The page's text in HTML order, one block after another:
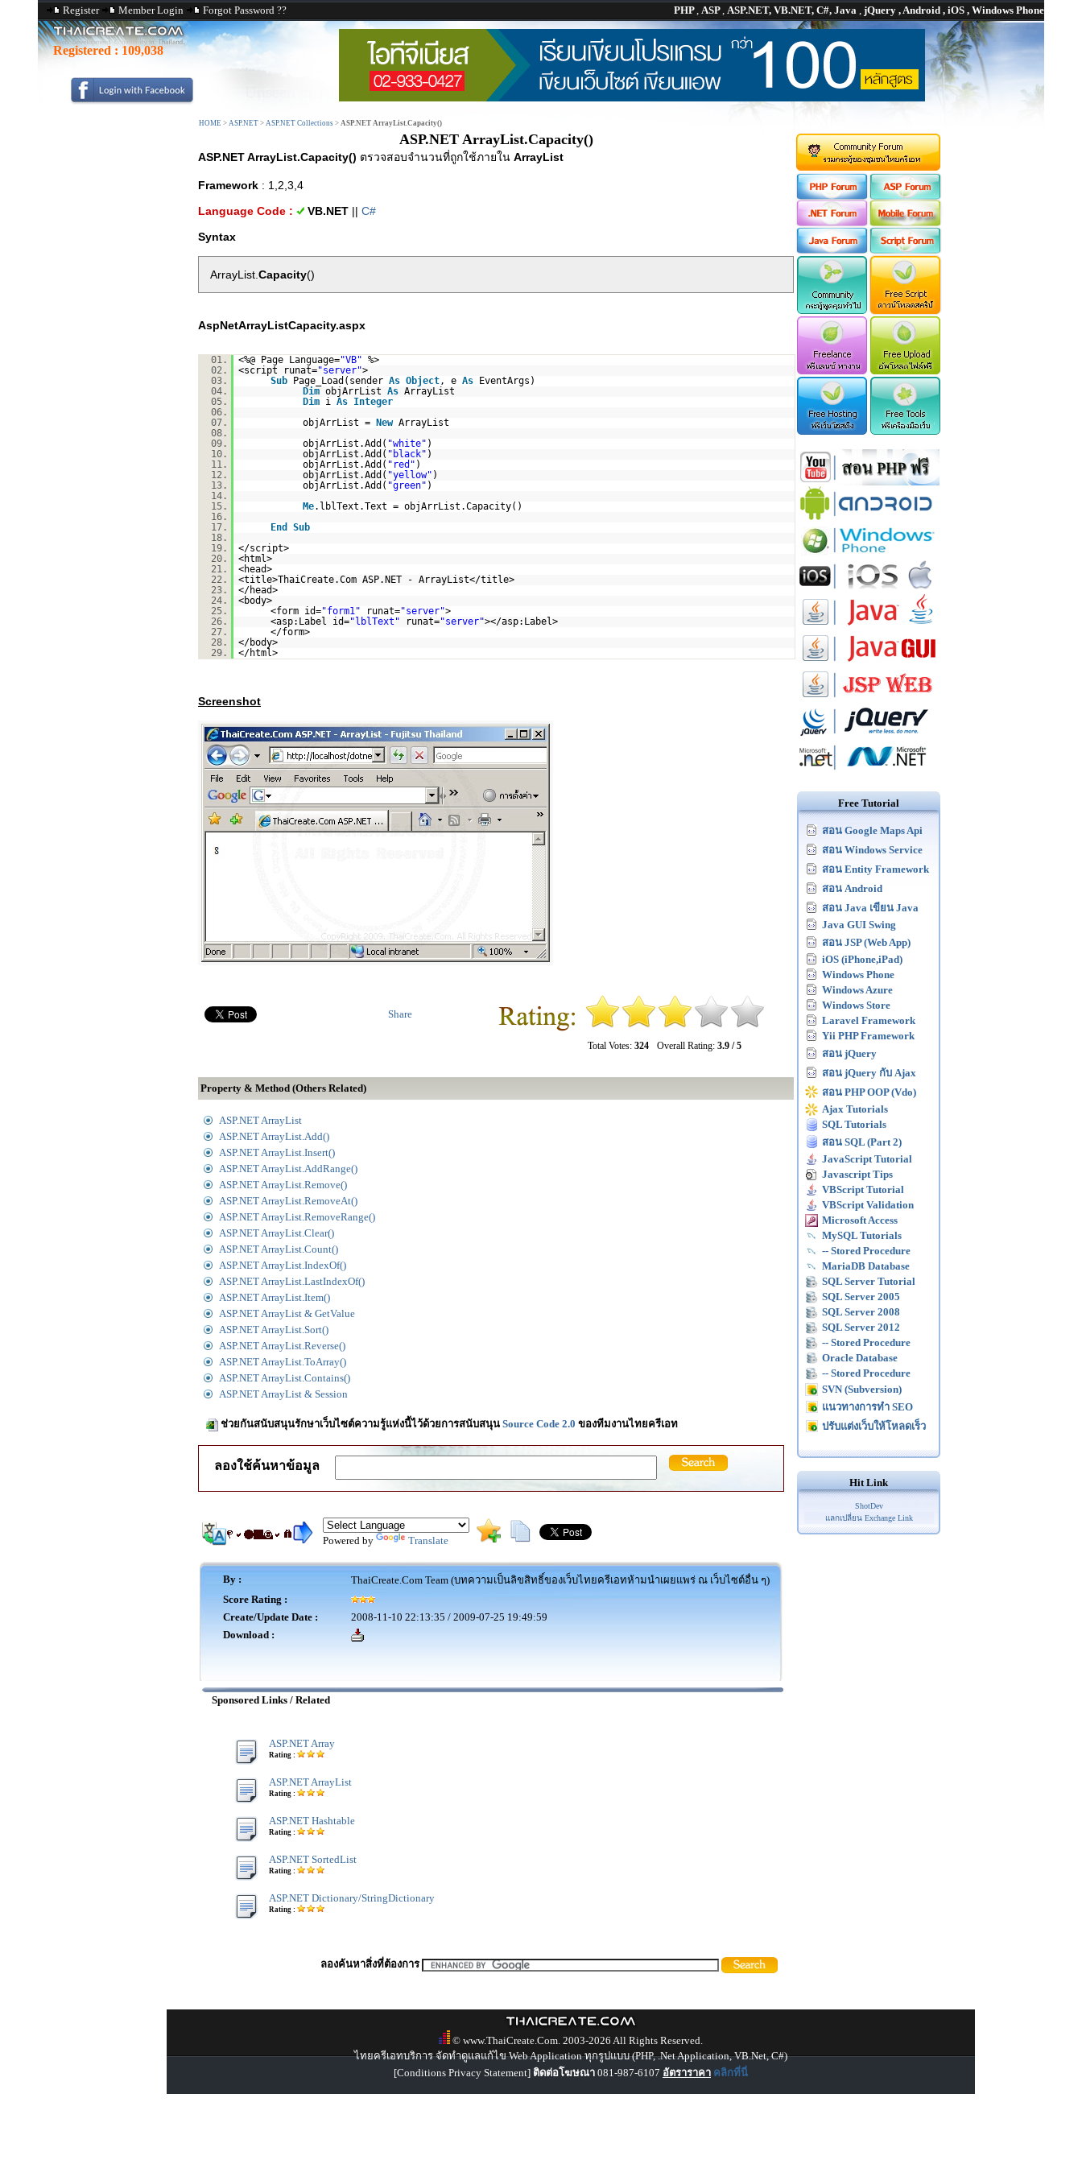
Register Member Login Forgot Password ?? PHP, ASP, ASP.NET, VB.NET, C#, Java , jQuery , Android , iOS , Windows Phone
Registered : 109,038
HOME > ASP.NET > ASP.NET Collections > ASP.NET ArrayList.Capacity()
ASP.NET ArrayList.Capacity()
ASP.NET ArrayList.Capacity() ตรวจสอบจำนวนที่ถูกใช้ภายใน ArrayList
Framework : 1,2,3,4
Language Code :
VB.NET || C#
Syntax
ArrayList. Capacity()
AspNetArrayListCapacity.aspx
01. <%@ Page Language="VB" %>
02.
<script runat="server">
03.
Sub Page_Load(sender As Object, e As
EventArgs)
04.
Dim objArrList As ArrayList
05.
Dim i As
Integer
06.
07.
objArrList = New ArrayList
08.
09.
objArrList.Add( "white" )
10.
objArrList.Add( "black" )
11.
objArrList.Add( "red" )
12.
objArrList.Add( "yellow" )
13.
objArrList.Add( "green" )
14.
15.
Me.lblText.Text = objArrList.Capacity()
16.
17.
End
Sub
18.
19.
</script>
20.
<html>
21.
<head>
22.
<title>ThaiCreate.Com ASP.NET - ArrayList</title>
23.
</head>
24.
<body>
25.
<form id="form1" runat="server">
26.
<asp:Label id="lblText" runat="server"></asp:Label>
27.
</form>
28.
</body>
29.
</html>
Screenshot
Total Votes: 324 Overall Rating: 3.9 / 5
Share
Property & Method (Others Related)
ASP.NET ArrayList
ASP.NET ArrayList.Add()
ASP.NET ArrayList.Insert()
ASP.NET ArrayList.AddRange()
ASP.NET ArrayList.Remove()
ASP.NET ArrayList.RemoveAt()
ASP.NET ArrayList.RemoveRange()
ASP.NET ArrayList.Clear()
ASP.NET ArrayList.Count()
ASP.NET ArrayList.IndexOf()
ASP.NET ArrayList.LastIndexOf()
ASP.NET ArrayList.Item()
ASP.NET ArrayList & GetValue
ASP.NET ArrayList.Sort()
ASP.NET ArrayList.Reverse()
ASP.NET ArrayList.ToArray()
ASP.NET ArrayList.Contains()
ASP.NET ArrayList & Session
ช่วยกันสนับสนุนรักษาเว็บไซต์ความรู้แห่งนี้ไว้ด้วยการสนับสนุน Source Code 2.0 ของทีมงานไทยครีเอท
ลองใช้ค้นหาข้อมูล
Powered by Translate
By :
ThaiCreate.Com Team (บทความเป็นลิขสิทธิ์ของเว็บไทยครีเอทห้ามนำเผยแพร่ ณ เว็บไซต์อื่น ๆ)
Score Rating :
Create/Update Date :
2008-11-10 22:13:35 / 2009-07-25 19:49:59
Download :
Sponsored Links / Related
ASP.NET Array
Rating :
ASP.NET ArrayList
Rating :
ASP.NET Hashtable
Rating :
ASP.NET SortedList
Rating :
ASP.NET Dictionary/StringDictionary
Rating :
Free Tutorial
สอน Google Maps Api
สอน Windows Service
สอน Entity Framework
สอน Android
สอน Java เขียน Java
Java GUI Swing
สอน JSP (Web App)
iOS (iPhone,iPad)
Windows Phone
Windows Azure
Windows Store
Laravel Framework
Yii PHP Framework
สอน jQuery
สอน jQuery กับ Ajax
สอน PHP OOP (Vdo)
Ajax Tutorials
SQL Tutorials
สอน SQL (Part 2)
JavaScript Tutorial
Javascript Tips
VBScript Tutorial
VBScript Validation
Microsoft Access
MySQL Tutorials
-- Stored Procedure
MariaDB Database
SQL Server Tutorial
SQL Server 2005
SQL Server 2008
SQL Server 2012
-- Stored Procedure
Oracle Database
-- Stored Procedure
SVN (Subversion)
แนวทางการทำ SEO
ปรับแต่งเว็บให้โหลดเร็ว
Hit Link
ShotDev
แลกเปลี่ยน Exchange Link
ลองค้นหาสิ่งที่ต้องการ
© www.ThaiCreate.Com. 2003-2026 All Rights Reserved.
ไทยครีเอทบริการ จัดทำดูแลแก้ไข Web Application ทุกรูปแบบ (PHP, .Net Application, VB.Net, C#)
[Conditions Privacy Statement] ติดต่อโฆษณา 081-987-6107 อัตราราคา คลิกที่นี่